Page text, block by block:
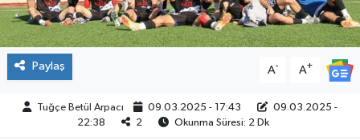
Paylaş A- A+
Tuğçe Betül Arpacı 09.03.2025 - 17:43
09.03.2025 -
22:38
2 Okunma Süresi: 2 Dk
KÜLTÜR
TURİZM